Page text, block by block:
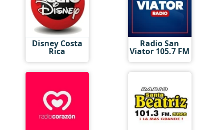
Disney Costa
Rica
Radio San
Viator 105.7 FM